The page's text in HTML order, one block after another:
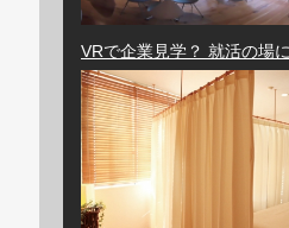
VRで企業見学？ 就活の場